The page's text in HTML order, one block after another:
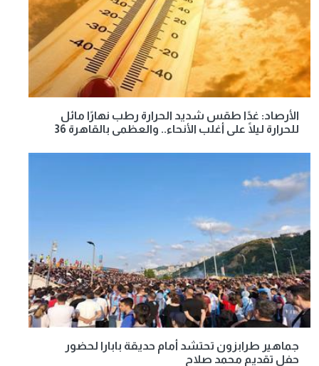
الأرصاد: غدًا طقس شديد الحرارة رطب نهارًا مائل
للحرارة ليلًا على أغلب الأنحاء.. والعظمى بالقاهرة 36
جماهير طرابزون تحتشد أمام حديقة بابارا لحضور
حفل تقديم محمد صلاح